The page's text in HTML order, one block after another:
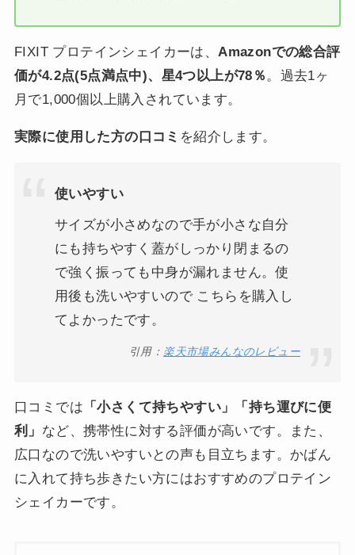
FIXIT プロテインシェイカーは、 Amazonでの総合評
価が4.2点(5点満点中)、星4つ以上が78％ 。過去1ヶ
月で1,000個以上購入されています。
実際に使用した方の口コミ を紹介します。
使いやすい
サイズが小さめなので手が小さな自分
にも持ちやすく蓋がしっかり閉まるの
で強く振っても中身が漏れません。使
用後も洗いやすいので こちらを購入し
てよかったです。
引用： 楽天市場みんなのレビュー
口コミでは 「小さくて持ちやすい」「持ち運びに便
利」 など、携帯性に対する評価が高いです。また、
広口なので洗いやすいとの声も目立ちます。かばん
に入れて持ち歩きたい方にはおすすめのプロテイン
シェイカーです。